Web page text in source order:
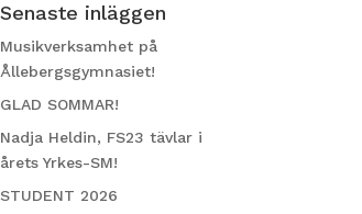
Senaste inläggen
Musikverksamhet på
Ållebergsgymnasiet!
GLAD SOMMAR!
Nadja Heldin, FS23 tävlar i
årets Yrkes-SM!
STUDENT 2026